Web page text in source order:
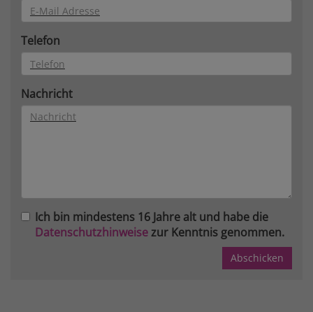
Telefon
Nachricht
Ich bin mindestens 16 Jahre alt und habe die
Datenschutzhinweisezur Kenntnis genommen.